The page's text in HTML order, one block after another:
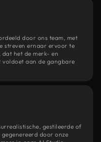
door ons team, met
streven ernaar ervoor te
het de merk- en
voldoet aan de gangbare
gestileerde of
door onze